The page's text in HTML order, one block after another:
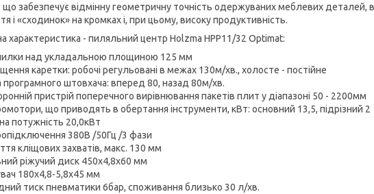
що забезпечує відмінну геометричну точність одержуваних меблевих деталей,
і «сходинок» на кромках і, при цьому, високу продуктивність.
характеристика - пиляльний центр Holzma HPP11/32 Optimat:
над укладальною площиною 125 мм
каретки: робочі регульовані в межах 130м/хв., холосте - постійне
програмного штовхача: вперед 80, назад 80м/хв.
пристрій поперечного вирівнювання пакетів плит у діапазоні 50 - 2200мм
що приводять в обертання інструменти, кВт: основний 13,5, підрізний 2
потужність 20,0кВт
380В /50Гц /3 фази
кліщових захватів, макс. 130 мм
ріжучий диск 450х4,8х60 мм
180х4,8-5,8х45 мм
тиск пневматики 6бар, споживання близько 30 л/хв.